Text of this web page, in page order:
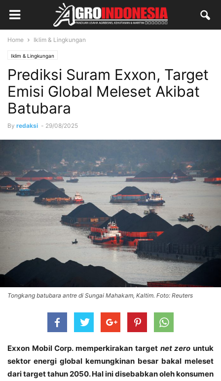
Home Iklim & Lingkungan
Iklim & Lingkungan
Prediksi Suram Exxon, Target
Emisi Global Meleset Akibat
Batubara
By redaksi - 29/08/2025
Tongkang batubara antre di Sungai Mahakam, Kaltim. Foto: Reuters
Exxon Mobil Corp. memperkirakan target net zero untuk
sektor energi global kemungkinan besar bakal meleset
dari target tahun 2050. Hal ini disebabkan oleh konsumen